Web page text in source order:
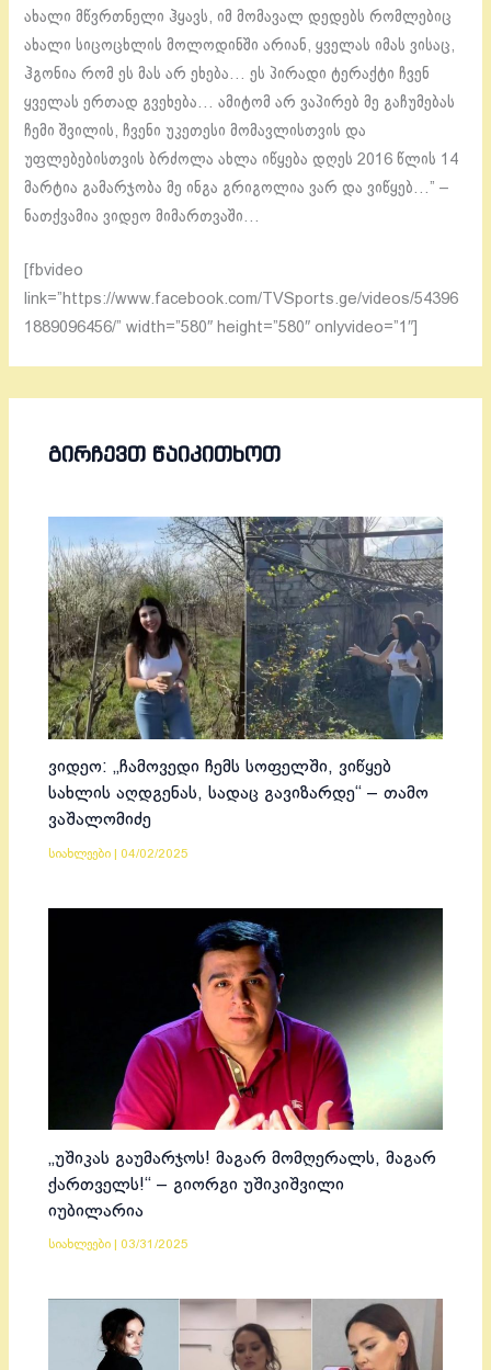
ახალი მწვრთნელი ჰყავს, იმ მომავალ დედებს რომლებიც
ახალი სიცოცხლის მოლოდინში არიან, ყველას იმას ვისაც,
ჰგონია რომ ეს მას არ ეხება… ეს პირადი ტერაქტი ჩვენ
ყველას ერთად გვეხება… ამიტომ არ ვაპირებ მე გაჩუმებას
ჩემი შვილის, ჩვენი უკეთესი მომავლისთვის და
უფლებებისთვის ბრძოლა ახლა იწყება დღეს 2016 წლის 14
მარტია გამარჯობა მე ინგა გრიგოლია ვარ და ვიწყებ…” –
ნათქვამია ვიდეო მიმართვაში…
[fbvideo
link=”https://www.facebook.com/TVSports.ge/videos/54396
1889096456/” width=”580″ height=”580″ onlyvideo=”1″]
ᲒᲘᲠᲩᲔᲕᲗ ᲬᲐᲘᲙᲘᲗᲮᲝᲗ
ვიდეო: „ჩამოვედი ჩემს სოფელში, ვიწყებ
სახლის აღდგენას, სადაც გავიზარდე“ – თამო
ვაშალომიძე
სიახლეები 04/02/2025
„უშიკას გაუმარჯოს! მაგარ მომღერალს, მაგარ
ქართველს!“ – გიორგი უშიკიშვილი
იუბილარია
სიახლეები 03/31/2025